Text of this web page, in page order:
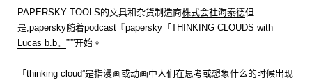
PAPERSKY TOOLS的文具和杂货制造商株式会社海泰德但
是,papersky随着podcast 『papersky 「 THINKING CLOUDS with
Lucas b.b。 ”””开始。
「 thinking cloud”是指漫画或动画中人们在思考或想象什么的时候出现